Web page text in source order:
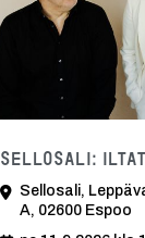
Sellosali:
Sellosali,
A, 02600 Espoo